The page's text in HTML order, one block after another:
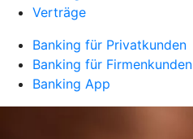
Verträge
Banking für Privatkunden
Banking für Firmenkunden
Banking App